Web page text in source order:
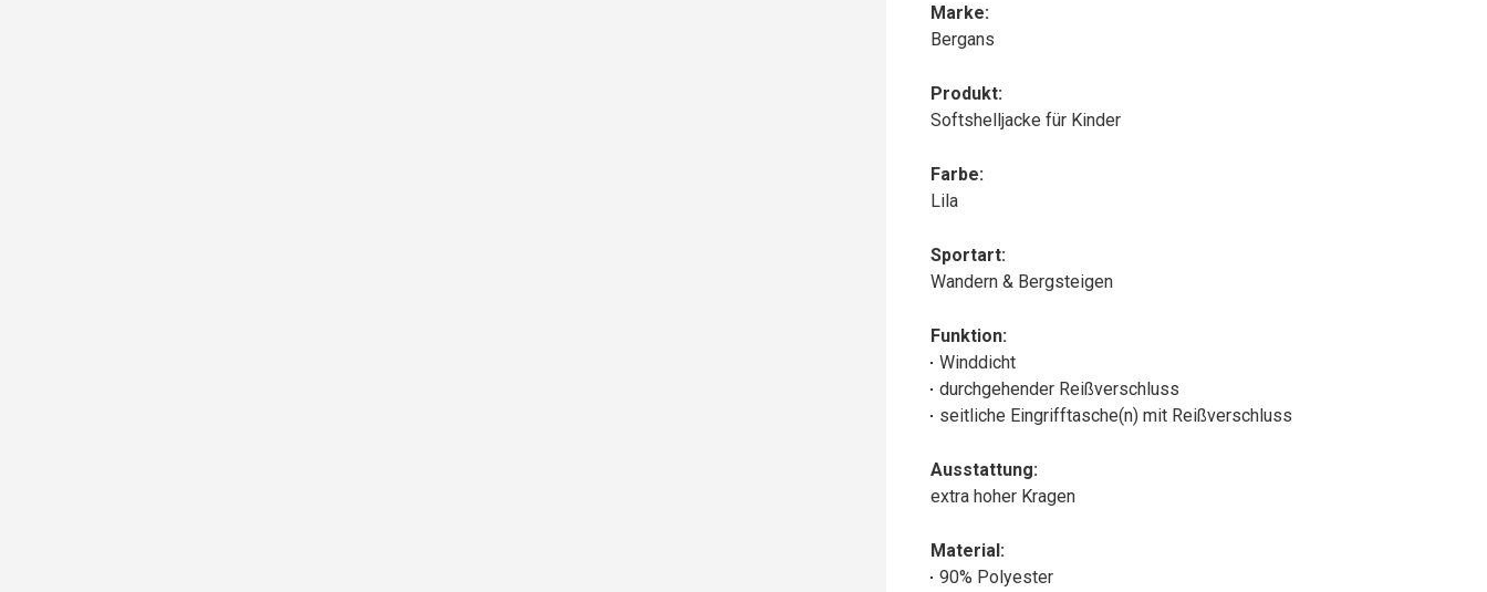
Marke:
Bergans
Produkt:
Softshelljacke für Kinder
Farbe:
Lila
Sportart:
Wandern & Bergsteigen
Funktion:
Winddicht
durchgehender Reißverschluss
seitliche Eingrifftasche(n) mit Reißverschluss
Ausstattung:
extra hoher Kragen
Material:
90% Polyester